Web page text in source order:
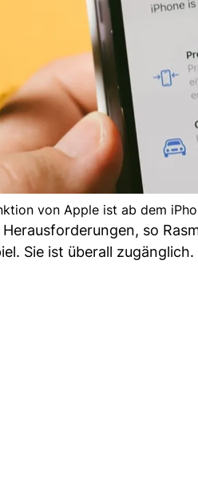
von Apple ist ab dem
so
Sie ist überall zugänglich.